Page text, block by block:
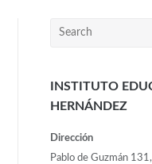
INSTITUTO
HERNÁNDEZ
Dirección
Pablo de Guzmán